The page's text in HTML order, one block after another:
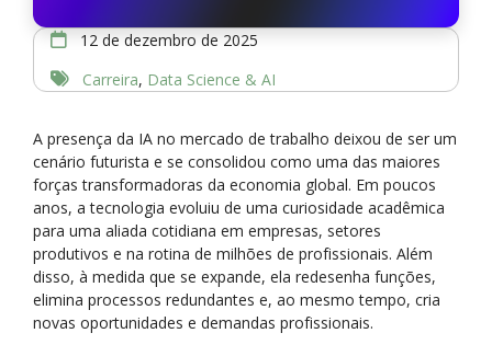
12 de dezembro de 2025
Carreira, Data Science & AI
A presença da IA no mercado de trabalho deixou de ser um
cenário futurista e se consolidou como uma das maiores
forças transformadoras da economia global. Em poucos
anos, a tecnologia evoluiu de uma curiosidade acadêmica
para uma aliada cotidiana em empresas, setores
produtivos e na rotina de milhões de profissionais. Além
disso, à medida que se expande, ela redesenha funções,
elimina processos redundantes e, ao mesmo tempo, cria
novas oportunidades e demandas profissionais.